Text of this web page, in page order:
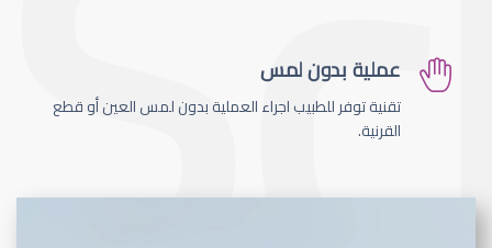
عملية بدون لمس
تقنية توفر للطبيب اجراء العملية بدون لمس العين أو قطع
القرنية.